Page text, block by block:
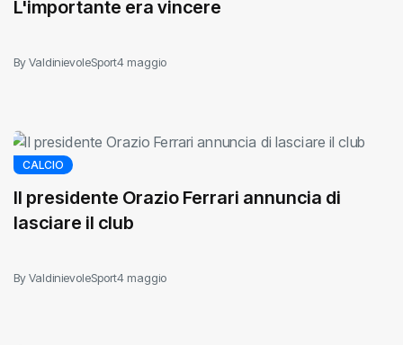
L'importante era vincere
By ValdinievoleSport4 maggio
CALCIO
Il presidente Orazio Ferrari annuncia di
lasciare il club
By ValdinievoleSport4 maggio